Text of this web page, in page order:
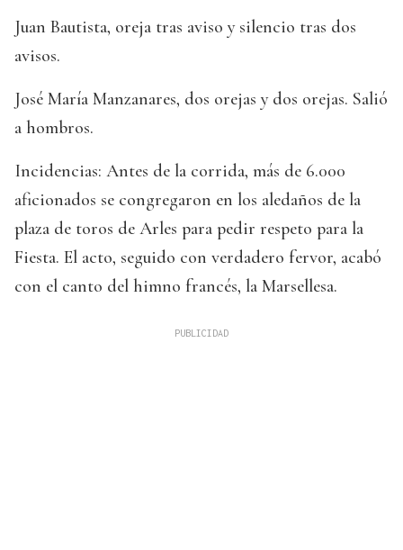
Juan Bautista, oreja tras aviso y silencio tras dos
avisos.
José María Manzanares, dos orejas y dos orejas. Salió
a hombros.
Incidencias: Antes de la corrida, más de 6.000
aficionados se congregaron en los aledaños de la
plaza de toros de Arles para pedir respeto para la
Fiesta. El acto, seguido con verdadero fervor, acabó
con el canto del himno francés, la Marsellesa.